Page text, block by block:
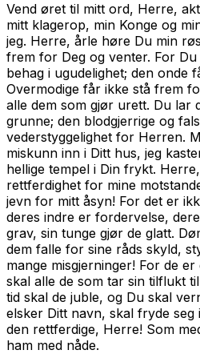
Vend øret til mitt ord, Herre,
mitt klagerop, min Konge og
jeg. Herre, årle høre Du min
frem for Deg og venter. For
behag i ugudelighet; den onde
Overmodige får ikke stå frem
alle dem som gjør urett. Du lar
grunne; den blodgjerrige og
vederstyggelighet for Herren.
miskunn inn i Ditt hus, jeg
hellige tempel i Din frykt.
rettferdighet for mine
jevn for mitt åsyn! For det er
deres indre er fordervelse,
grav, sin tunge gjør de glatt.
dem falle for sine råds skyld,
mange misgjerninger! For de
skal alle de som tar sin tilflukt
tid skal de juble, og Du skal
elsker Ditt navn, skal fryde seg
den rettferdige, Herre! Som
ham med nåde.